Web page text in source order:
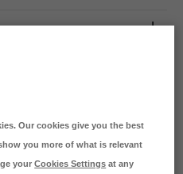
klimatet motsvarande
klimatavtryck
Our cookies give you the best
you more of what is relevant
yourCookies Settings at any